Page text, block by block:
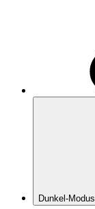
Dunkel-Modus